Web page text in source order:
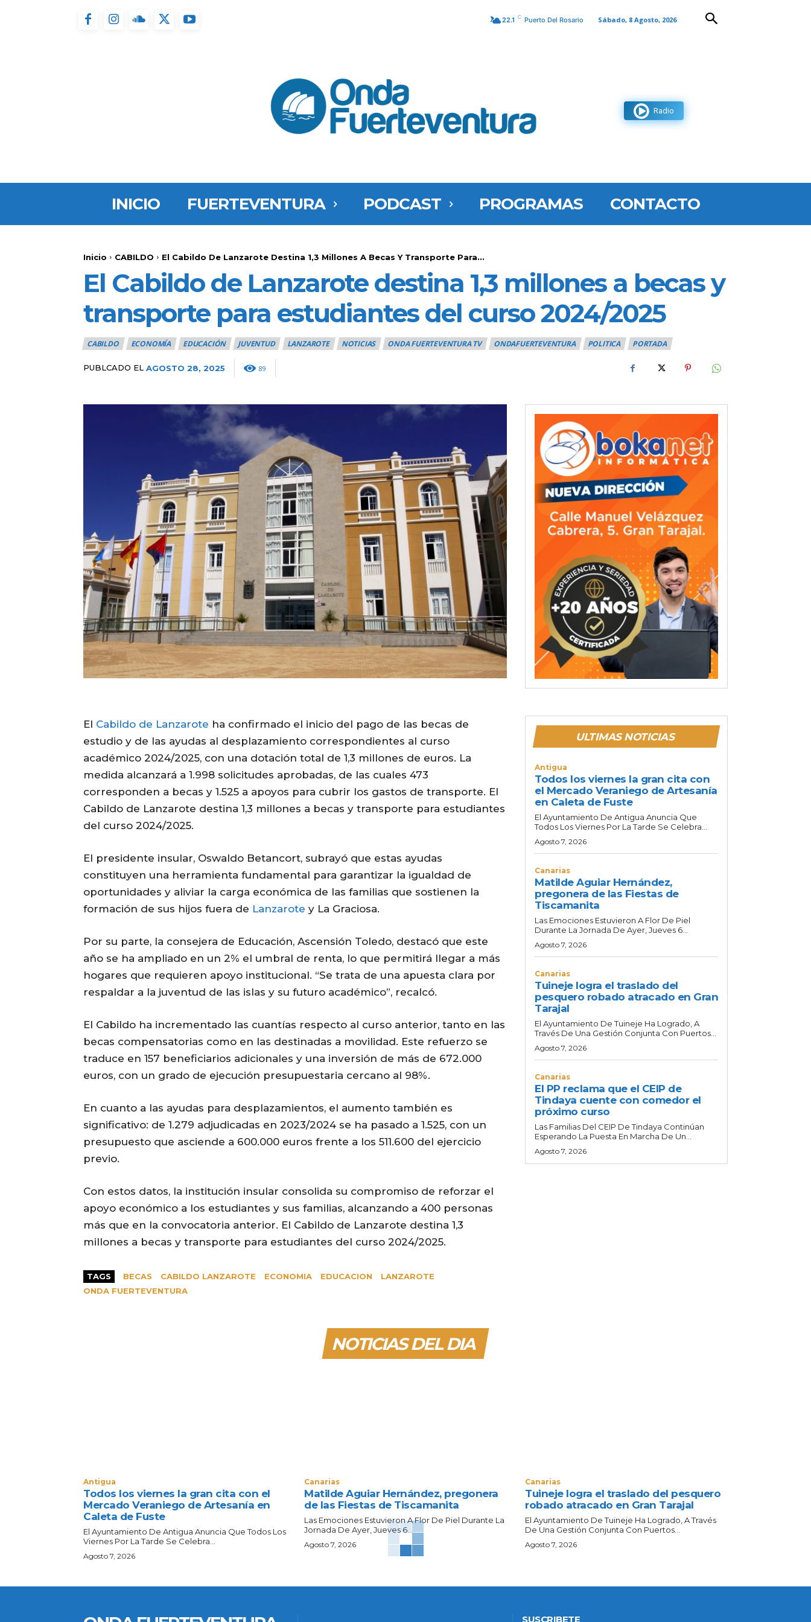
22.1 C Puerto Del Rosario Sábado, 8 Agosto, 2026
Radio
INICIO FUERTEVENTURA PODCAST PROGRAMAS CONTACTO
Inicio CABILDO El Cabildo De Lanzarote Destina 1,3 Millones A Becas Y Transporte Para...
El Cabildo de Lanzarote destina 1,3 millones a becas y
transporte para estudiantes del curso 2024/2025
CABILDO ECONOMÍA EDUCACIÓN JUVENTUD LANZAROTE NOTICIAS ONDA FUERTEVENTURA TV ONDAFUERTEVENTURA POLITICA PORTADA
PUBLCADO EL AGOSTO 28, 2025 89
El Cabildo de Lanzarote ha confirmado el inicio del pago de las becas de
estudio y de las ayudas al desplazamiento correspondientes al curso
académico 2024/2025, con una dotación total de 1,3 millones de euros. La
medida alcanzará a 1.998 solicitudes aprobadas, de las cuales 473
corresponden a becas y 1.525 a apoyos para cubrir los gastos de transporte. El
Cabildo de Lanzarote destina 1,3 millones a becas y transporte para estudiantes
del curso 2024/2025.
El presidente insular, Oswaldo Betancort, subrayó que estas ayudas
constituyen una herramienta fundamental para garantizar la igualdad de
oportunidades y aliviar la carga económica de las familias que sostienen la
formación de sus hijos fuera de Lanzarote y La Graciosa.
Por su parte, la consejera de Educación, Ascensión Toledo, destacó que este
año se ha ampliado en un 2% el umbral de renta, lo que permitirá llegar a más
hogares que requieren apoyo institucional. “Se trata de una apuesta clara por
respaldar a la juventud de las islas y su futuro académico”, recalcó.
El Cabildo ha incrementado las cuantías respecto al curso anterior, tanto en las
becas compensatorias como en las destinadas a movilidad. Este refuerzo se
traduce en 157 beneficiarios adicionales y una inversión de más de 672.000
euros, con un grado de ejecución presupuestaria cercano al 98%.
En cuanto a las ayudas para desplazamientos, el aumento también es
significativo: de 1.279 adjudicadas en 2023/2024 se ha pasado a 1.525, con un
presupuesto que asciende a 600.000 euros frente a los 511.600 del ejercicio
previo.
Con estos datos, la institución insular consolida su compromiso de reforzar el
apoyo económico a los estudiantes y sus familias, alcanzando a 400 personas
más que en la convocatoria anterior. El Cabildo de Lanzarote destina 1,3
millones a becas y transporte para estudiantes del curso 2024/2025.
TAGS BECAS CABILDO LANZAROTE ECONOMIA EDUCACION
LANZAROTE
ONDA FUERTEVENTURA
ULTIMAS NOTICIAS
Antigua
Todos los viernes la gran cita con
el Mercado Veraniego de Artesanía
en Caleta de Fuste
El Ayuntamiento De Antigua Anuncia Que
Todos Los Viernes Por La Tarde Se Celebra...
Agosto 7, 2026
Canarias
Matilde Aguiar Hernández,
pregonera de las Fiestas de
Tiscamanita
Las Emociones Estuvieron A Flor De Piel
Durante La Jornada De Ayer, Jueves 6...
Agosto 7, 2026
Canarias
Tuineje logra el traslado del
pesquero robado atracado en Gran
Tarajal
El Ayuntamiento De Tuineje Ha Logrado, A
Través De Una Gestión Conjunta Con Puertos...
Agosto 7, 2026
Canarias
El PP reclama que el CEIP de
Tindaya cuente con comedor el
próximo curso
Las Familias Del CEIP De Tindaya Continúan
Esperando La Puesta En Marcha De Un...
Agosto 7, 2026
NOTICIAS DEL DIA
Antigua
Todos los viernes la gran cita con el
Mercado Veraniego de Artesanía en
Caleta de Fuste
El Ayuntamiento De Antigua Anuncia Que Todos Los
Viernes Por La Tarde Se Celebra...
Agosto 7, 2026
Canarias
Matilde Aguiar Hernández, pregonera
de las Fiestas de Tiscamanita
Las Emociones Estuvieron A Flor De Piel Durante La
Jornada De Ayer, Jueves 6...
Agosto 7, 2026
Canarias
Tuineje logra el traslado del pesquero
robado atracado en Gran Tarajal
El Ayuntamiento De Tuineje Ha Logrado, A Través
De Una Gestión Conjunta Con Puertos...
Agosto 7, 2026
SUSCRIBETE